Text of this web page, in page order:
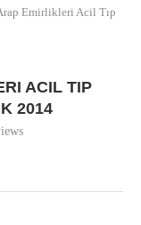
Emirlikleri Acil Tıp
ACIL TIP
2014